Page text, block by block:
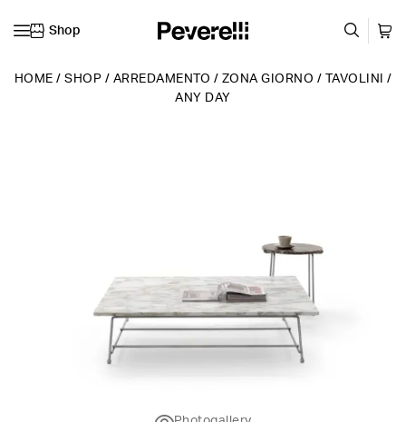
Shop
HOME / SHOP / ARREDAMENTO / ZONA GIORNO / TAVOLINI
/
ANY DAY